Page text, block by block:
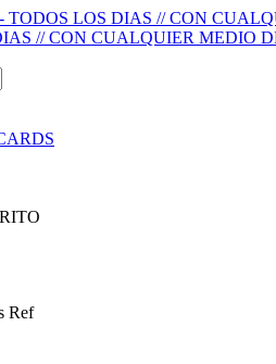
TODOS LOS DIAS // CON
// CON CUALQUIER MEDIO
Ref